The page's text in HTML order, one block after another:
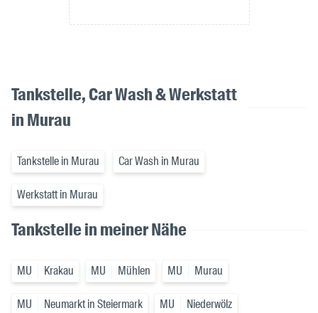
Tankstelle, Car Wash & Werkstatt
in Murau
Tankstelle in Murau Car Wash in Murau
Werkstatt in Murau
Tankstelle in meiner Nähe
MU Krakau MU Mühlen MU Murau
MU Neumarkt in Steiermark MU Niederwölz